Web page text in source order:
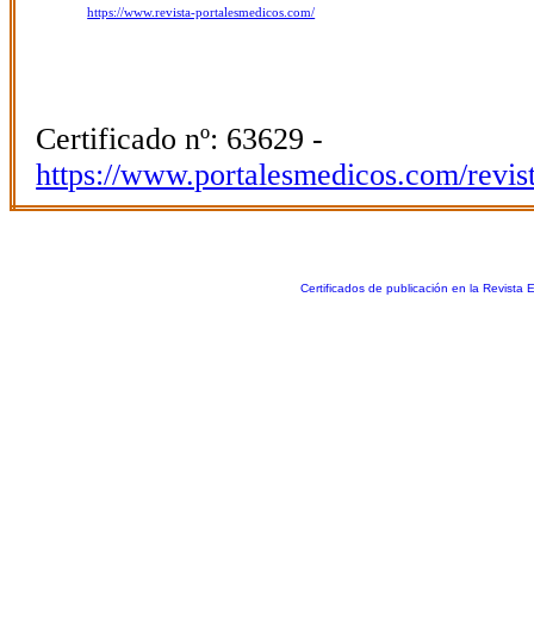
https://www.revista-portalesmedicos.com/
Certificado nº: 63629 -
https://www.portalesmedicos.com/
Certificados de publicación en la Revista